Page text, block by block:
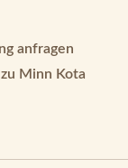
anfragen
Minn Kota